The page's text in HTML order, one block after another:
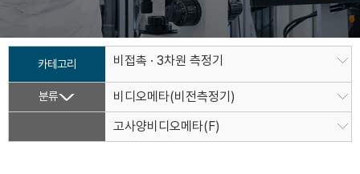
카테고리 비접촉 · 3차원 측정기
분류
비디오메타(비전측정기)
고사양비디오메타(F)